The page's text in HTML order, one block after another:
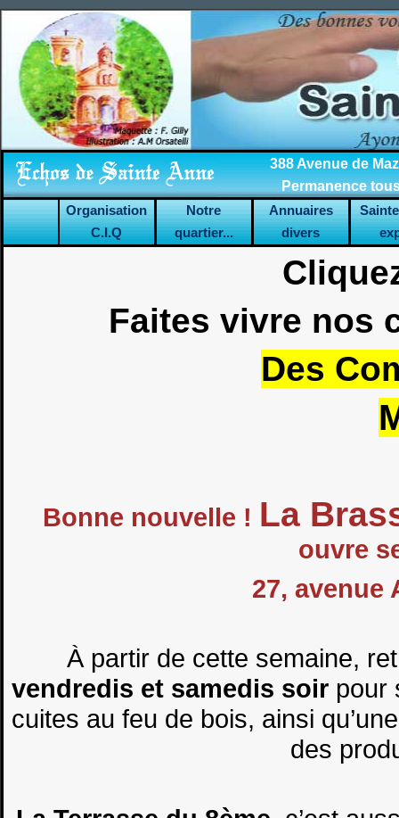
388 Avenue de
Permanence
Organisation
C.I.Q
Notre
quartier...
Annuaires
divers
Faites vivre nos
Des
Bonne nouvelle ! La
ouvre
27, avenue
À partir de cette semaine,
vendredis et samedis soirpour
cuites au feu de bois, ainsi
des